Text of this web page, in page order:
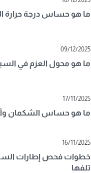
ما هو حساس درجة حرارة
09/12/2025
ما هو محول العزم في
17/11/2025
ما هو حساس الشكمان
16/11/2025
خطوات فحص إطارات
تلفها